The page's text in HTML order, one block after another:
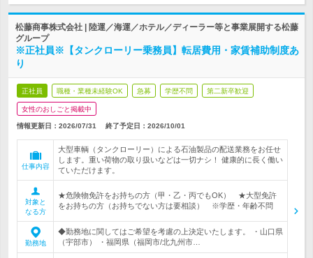
松藤商事株式会社 | 陸運／海運／ホテル／ディーラー等と事業展開する松藤
グループ
※正社員※【タンクローリー乗務員】転居費用・家賃補助制度あ
り
正社員 職種・業種未経験OK 急募 学歴不問 第二新卒歓迎
女性のおしごと掲載中
情報更新日：2026/07/31 終了予定日： 2026/10/01
仕事内容
大型車輌（タンクローリー）による石油製品の配送業務をお任せ
します。重い荷物の取り扱いなどは一切ナシ！ 健康的に長く働い
ていただけます。
対象と
なる方
★危険物免許をお持ちの方（甲・乙・丙でもOK） ★大型免許
をお持ちの方（お持ちでない方は要相談） ※学歴・年齢不問
勤務地
◆勤務地に関してはご希望を考慮の上決定いたします。 ・山口県
（宇部市） ・福岡県（福岡市/北九州市…